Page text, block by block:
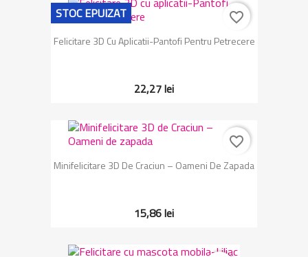
Felicitare 3D Cu Aplicatii-Pantofi Pentru Petrecere
22,27 lei
STOC EPUIZAT favorite_border
Minifelicitare 3D De Craciun – Oameni De Zapada
15,86 lei
favorite_border